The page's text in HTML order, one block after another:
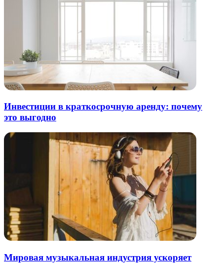
Инвестиции в краткосрочную аренду: почему
это выгодно
Мировая музыкальная индустрия ускоряет